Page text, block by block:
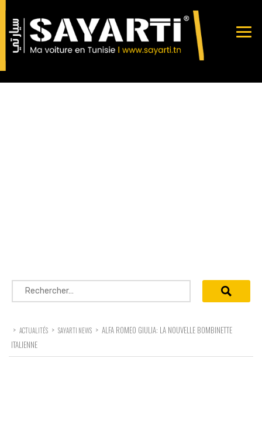
Rechercher :
> ACTUALITÉS > SAYARTI NEWS > ALFA ROMEO GIULIA: LA NOUVELLE BOMBINETTE
ITALIENNE